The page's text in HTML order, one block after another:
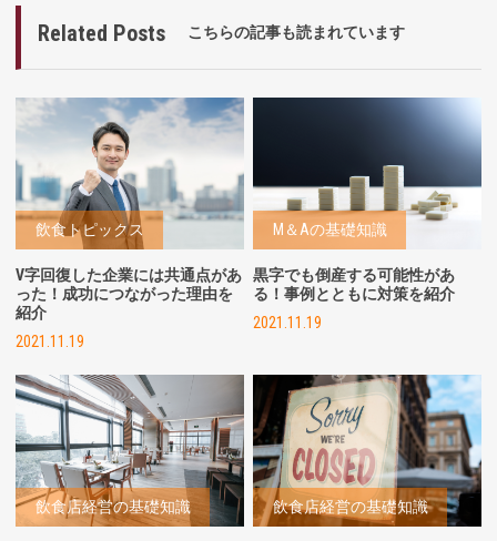
Related Posts こちらの記事も読まれています
飲食トピックス
V字回復した企業には共通点があ
った！成功につながった理由を
紹介
2021.11.19
M＆Aの基礎知識
黒字でも倒産する可能性があ
る！事例とともに対策を紹介
2021.11.19
飲食店経営の基礎知識 飲食店経営の基礎知識